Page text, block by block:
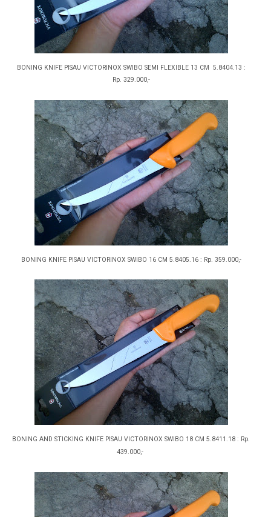
BONING KNIFE PISAU VICTORINOX SWIBO SEMI FLEXIBLE 13 CM 5.8404.13 :
Rp. 329.000,-
BONING KNIFE PISAU VICTORINOX SWIBO 16 CM 5.8405.16 : Rp. 359.000,-
BONING AND STICKING KNIFE PISAU VICTORINOX SWIBO 18 CM 5.8411.18 : Rp.
439.000,-